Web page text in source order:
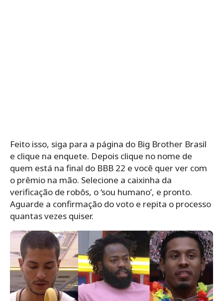
Feito isso, siga para a página do Big Brother Brasil
e clique na enquete. Depois clique no nome de
quem está na final do BBB 22 e você quer ver com
o prêmio na mão. Selecione a caixinha da
verificação de robôs, o ‘sou humano’, e pronto.
Aguarde a confirmação do voto e repita o processo
quantas vezes quiser.